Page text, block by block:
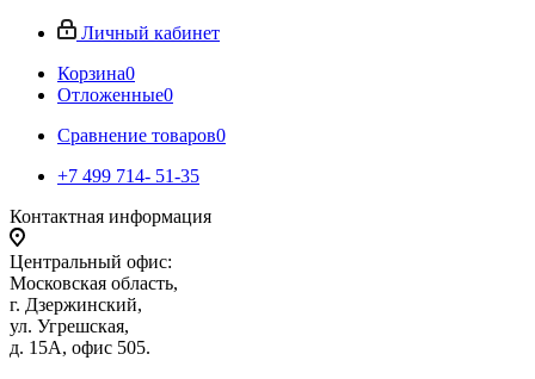
Личный кабинет
Корзина0
Отложенные0
Сравнение товаров0
+7 499 714- 51-35
Контактная информация
Центральный офис:
Московская область,
г. Дзержинский,
ул. Угрешская,
д. 15А, офис 505.